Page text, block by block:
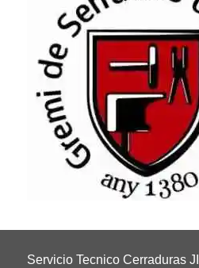
Servicio Tecnico Cerraduras